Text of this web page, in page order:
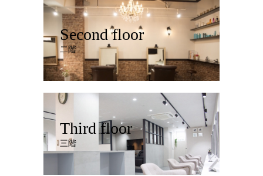
Second floor
二階
Third floor
三階